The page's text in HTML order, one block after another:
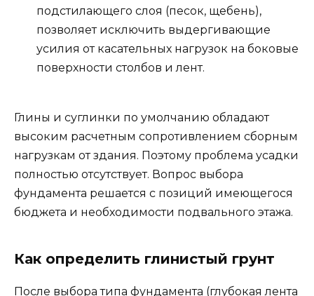
подстилающего слоя (песок, щебень),
позволяет исключить выдергивающие
усилия от касательных нагрузок на боковые
поверхности столбов и лент.
Глины и суглинки по умолчанию обладают
высоким расчетным сопротивлением сборным
нагрузкам от здания. Поэтому проблема усадки
полностью отсутствует. Вопрос выбора
фундамента решается с позиций имеющегося
бюджета и необходимости подвального этажа.
Как определить глинистый грунт
После выбора типа фундамента (глубокая лента